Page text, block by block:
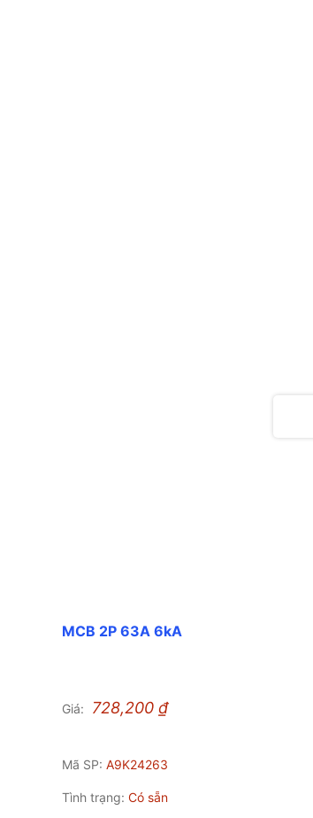
MCB 2P 63A 6kA
Giá: 728,200₫
Mã SP:A9K24263
Tình trạng:Có sẵn